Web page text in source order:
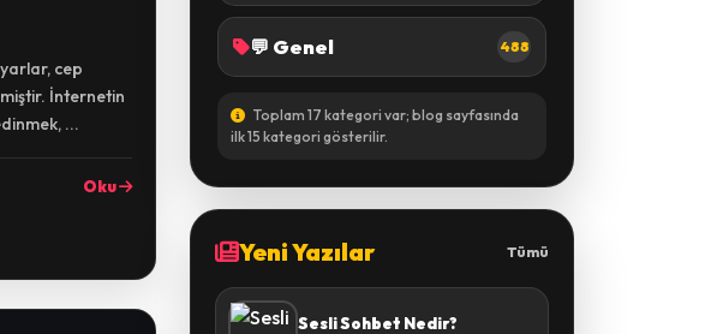
cep
İnternetin
...
Oku
💬 Genel 488
Toplam 17 kategori var; blog sayfasında
ilk 15 kategori gösterilir.
Yeni Yazılar Tümü
Sesli Sohbet Nedir?